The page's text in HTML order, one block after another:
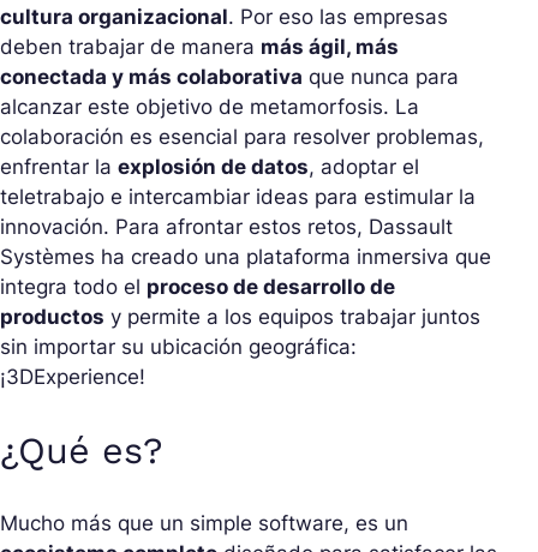
cultura organizacional. Por eso las empresas
deben trabajar de manera más ágil, más
conectada y más colaborativa que nunca para
alcanzar este objetivo de metamorfosis. La
colaboración es esencial para resolver problemas,
enfrentar la explosión de datos, adoptar el
teletrabajo e intercambiar ideas para estimular la
innovación. Para afrontar estos retos, Dassault
Systèmes ha creado una plataforma inmersiva que
integra todo el proceso de desarrollo de
productos y permite a los equipos trabajar juntos
sin importar su ubicación geográfica:
¡3DExperience!
¿Qué es?
Mucho más que un simple software, es un